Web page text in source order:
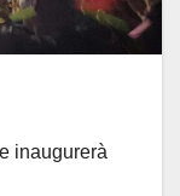
inaugurerà